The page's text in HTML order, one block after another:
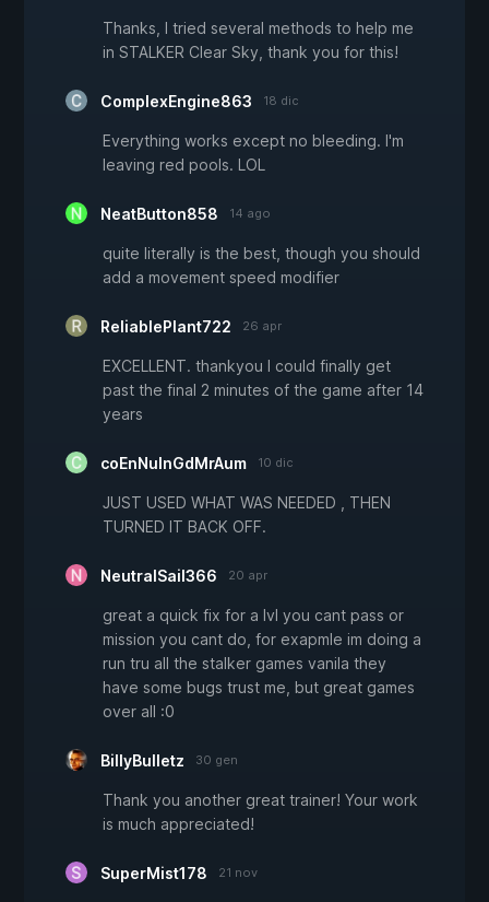
Thanks, I tried several methods to help me
in STALKER Clear Sky, thank you for this!
ComplexEngine863 18 dic
Everything works except no bleeding. I'm
leaving red pools. LOL
NeatButton858 14 ago
quite literally is the best, though you should
add a movement speed modifier
ReliablePlant722 26 apr
EXCELLENT. thankyou I could finally get
past the final 2 minutes of the game after 14
years
coEnNuInGdMrAum 10 dic
JUST USED WHAT WAS NEEDED , THEN
TURNED IT BACK OFF.
NeutralSail366 20 apr
great a quick fix for a lvl you cant pass or
mission you cant do, for exapmle im doing a
run tru all the stalker games vanila they
have some bugs trust me, but great games
over all :0
BillyBulletz 30 gen
Thank you another great trainer! Your work
is much appreciated!
SuperMist178 21 nov